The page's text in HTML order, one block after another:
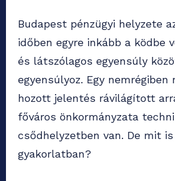
Budapest pénzügyi helyzete
időben egyre inkább a ködbe
és látszólagos egyensúly
egyensúlyoz. Egy nemrégiben
hozott jelentés rávilágított
főváros önkormányzata
csődhelyzetben van. De mit
gyakorlatban?